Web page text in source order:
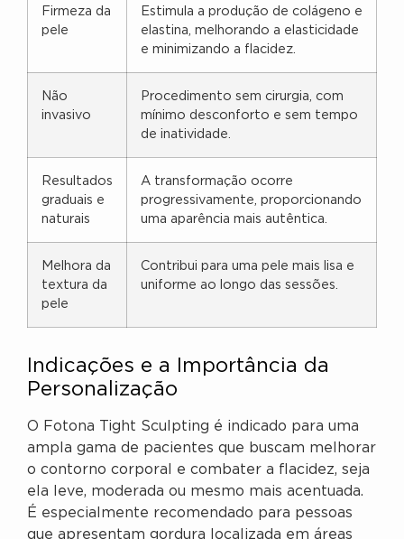
Firmeza da
pele
Estimula a produção de colágeno e
elastina, melhorando a elasticidade
e minimizando a flacidez.
Não
invasivo
Procedimento sem cirurgia, com
mínimo desconforto e sem tempo
de inatividade.
Resultados
graduais e
naturais
A transformação ocorre
progressivamente, proporcionando
uma aparência mais autêntica.
Melhora da
textura da
pele
Contribui para uma pele mais lisa e
uniforme ao longo das sessões.
Indicações e a Importância da
Personalização
O Fotona Tight Sculpting é indicado para uma
ampla gama de pacientes que buscam melhorar
o contorno corporal e combater a flacidez, seja
ela leve, moderada ou mesmo mais acentuada.
É especialmente recomendado para pessoas
que apresentam gordura localizada em áreas